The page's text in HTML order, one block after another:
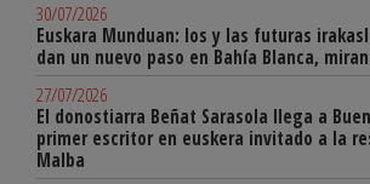
30/07/2026
Euskara Munduan: los y las futuras
dan un nuevo paso en Bahía Blanca,
27/07/2026
El donostiarra Beñat Sarasola llega a
primer escritor en euskera invitado a la
Malba